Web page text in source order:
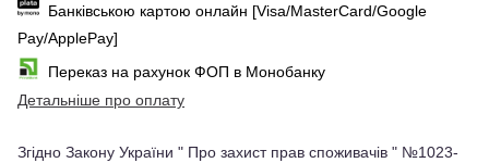
Банківською картою онлайн [Visa/MasterCard/Google
Pay/ApplePay]
Переказ на рахунок ФОП в Монобанку
Детальніше про оплату
Згідно Закону України " Про захист прав споживачів " №1023-